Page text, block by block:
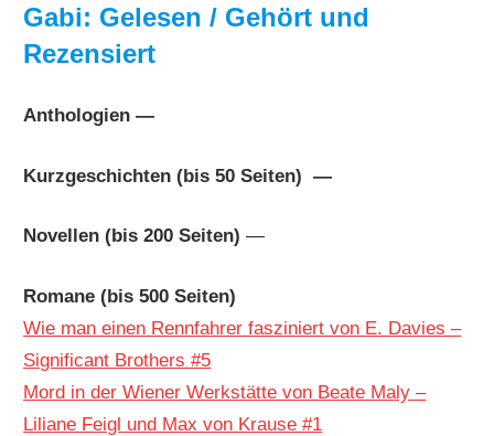
Gabi: Gelesen / Gehört und
Rezensiert
Anthologien —
Kurzgeschichten (bis 50 Seiten) —
Novellen (bis 200 Seiten) —
Romane (bis 500 Seiten)
Wie man einen Rennfahrer fasziniert von E. Davies –
Significant Brothers #5
Mord in der Wiener Werkstätte von Beate Maly –
Liliane Feigl und Max von Krause #1